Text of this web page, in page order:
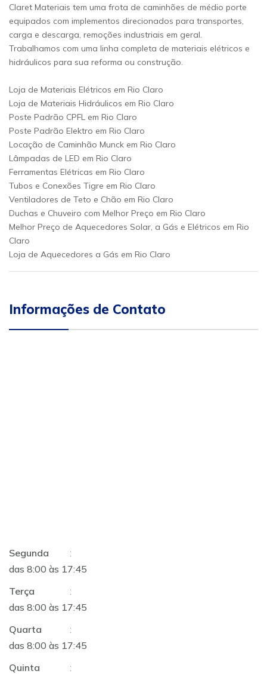
Claret Materiais tem uma frota de caminhões de médio porte
equipados com implementos direcionados para transportes,
carga e descarga, remoções industriais em geral.
Trabalhamos com uma linha completa de materiais elétricos e
hidráulicos para sua reforma ou construção.
Loja de Materiais Elétricos em Rio Claro
Loja de Materiais Hidráulicos em Rio Claro
Poste Padrão CPFL em Rio Claro
Poste Padrão Elektro em Rio Claro
Locação de Caminhão Munck em Rio Claro
Lâmpadas de LED em Rio Claro
Ferramentas Elétricas em Rio Claro
Tubos e Conexões Tigre em Rio Claro
Ventiladores de Teto e Chão em Rio Claro
Duchas e Chuveiro com Melhor Preço em Rio Claro
Melhor Preço de Aquecedores Solar, a Gás e Elétricos em Rio
Claro
Loja de Aquecedores a Gás em Rio Claro
Informações de Contato
Segunda
:
das 8:00 às 17:45
Terça
:
das 8:00 às 17:45
Quarta
:
das 8:00 às 17:45
Quinta
: